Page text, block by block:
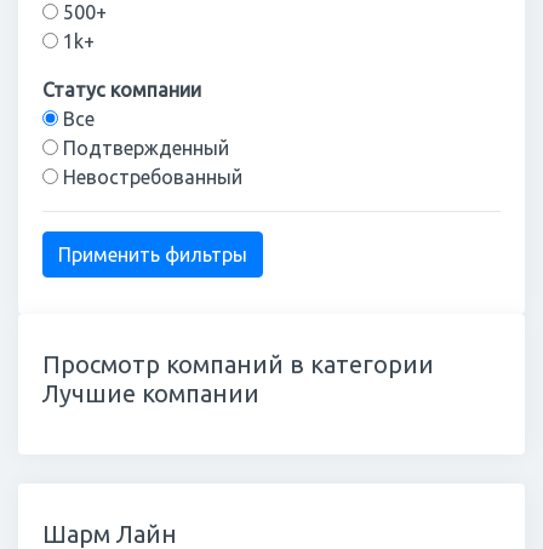
500+
1k+
Статус компании
Все
Подтвержденный
Невостребованный
Просмотр компаний в категории
Лучшие компании
Шарм Лайн